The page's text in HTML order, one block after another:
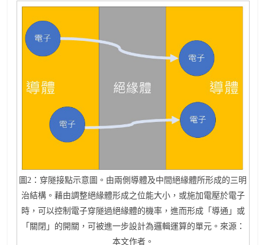
圖2：穿隧接點示意圖。由兩側導體及中間絕緣體所形成的三明
治結構。藉由調整絕緣體形成之位能大小，或施加電壓於電子
時，可以控制電子穿隧過絕緣體的機率，進而形成「導通」或
「關閉」的開關，可被進一步設計為邏輯運算的單元。來源：
本文作者。